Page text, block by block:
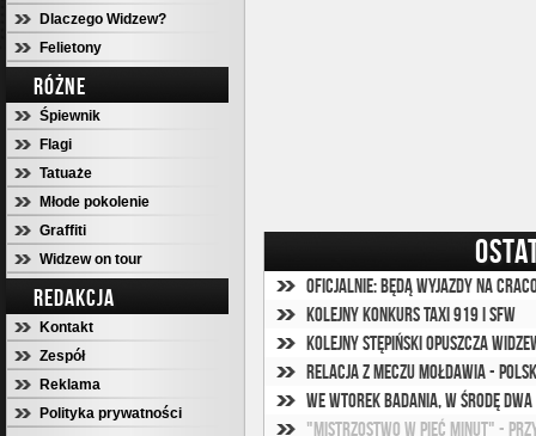
Dlaczego Widzew?
Felietony
RÓŻNE
Śpiewnik
Flagi
Tatuaże
Młode pokolenie
Graffiti
Widzew on tour
REDAKCJA
Kontakt
Zespół
Reklama
Polityka prywatności
Oficjalnie: Będą wyjazdy na
Kolejny konkurs Taxi 919 i SFW
Kolejny Stępiński opuszcza
Relacja z meczu Mołdawia -
We wtorek badania, w środę
"Mistrzostwo w pięć minut" -